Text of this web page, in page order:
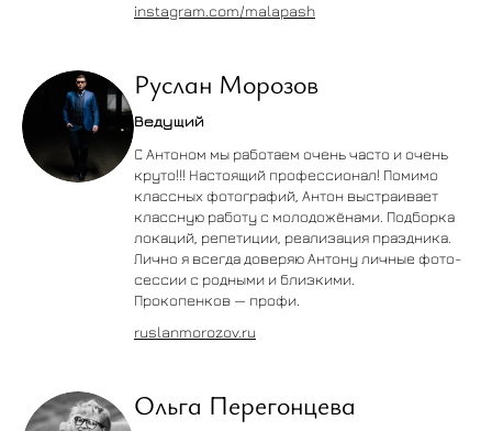
instagram.com/malapash
Руслан Морозов
Ведущий
С Антоном мы работаем очень часто и очень
круто!!! Настоящий профессионал! Помимо
классных фотографий, Антон выстраивает
классную работу с молодожёнами. Подборка
локаций, репетиции, реализация праздника.
Лично я всегда доверяю Антону личные фото-
сессии с родными и близкими.
Прокопенков — профи.
ruslanmorozov.ru
Ольга Перегонцева